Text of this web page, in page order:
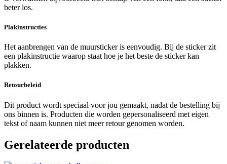
beter los.
Plakinstructies
Het aanbrengen van de muursticker is eenvoudig. Bij de sticker zit
een plakinstructie waarop staat hoe je het beste de sticker kan
plakken.
Retourbeleid
Dit product wordt speciaal voor jou gemaakt, nadat de bestelling bij
ons binnen is. Producten die worden gepersonaliseerd met eigen
tekst of naam kunnen niet meer retour genomen worden.
Gerelateerde producten